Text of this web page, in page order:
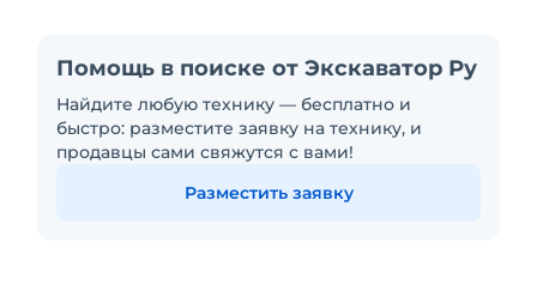
Помощь в поиске от Экскаватор Ру
Найдите любую технику — бесплатно и
быстро: разместите заявку на технику, и
продавцы сами свяжутся с вами!
Разместить заявку